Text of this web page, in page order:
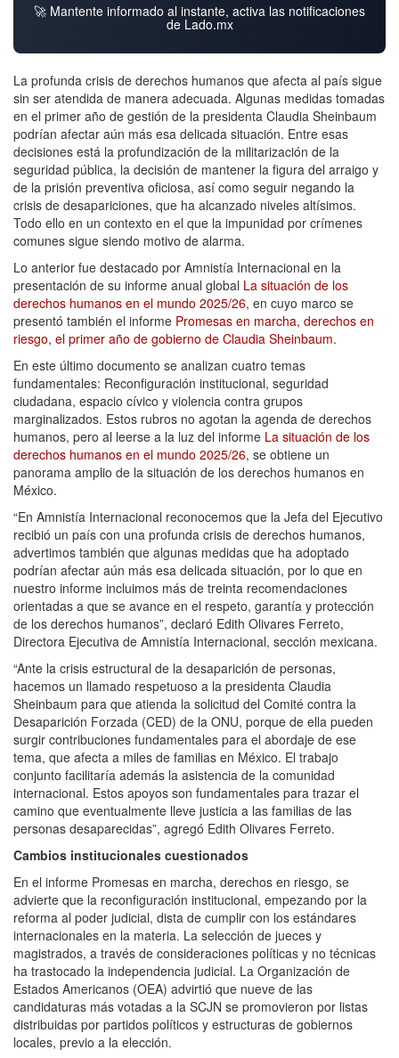
🚀 Mantente informado al instante, activa las notificaciones
de Lado.mx
La profunda crisis de derechos humanos que afecta al país sigue
sin ser atendida de manera adecuada. Algunas medidas tomadas
en el primer año de gestión de la presidenta Claudia Sheinbaum
podrían afectar aún más esa delicada situación. Entre esas
decisiones está la profundización de la militarización de la
seguridad pública, la decisión de mantener la figura del arraigo y
de la prisión preventiva oficiosa, así como seguir negando la
crisis de desapariciones, que ha alcanzado niveles altísimos.
Todo ello en un contexto en el que la impunidad por crímenes
comunes sigue siendo motivo de alarma.
Lo anterior fue destacado por Amnistía Internacional en la
presentación de su informe anual global La situación de los
derechos humanos en el mundo 2025/26, en cuyo marco se
presentó también el informe Promesas en marcha, derechos en
riesgo, el primer año de gobierno de Claudia Sheinbaum.
En este último documento se analizan cuatro temas
fundamentales: Reconfiguración institucional, seguridad
ciudadana, espacio cívico y violencia contra grupos
marginalizados. Estos rubros no agotan la agenda de derechos
humanos, pero al leerse a la luz del informe La situación de los
derechos humanos en el mundo 2025/26, se obtiene un
panorama amplio de la situación de los derechos humanos en
México.
“En Amnistía Internacional reconocemos que la Jefa del Ejecutivo
recibió un país con una profunda crisis de derechos humanos,
advertimos también que algunas medidas que ha adoptado
podrían afectar aún más esa delicada situación, por lo que en
nuestro informe incluimos más de treinta recomendaciones
orientadas a que se avance en el respeto, garantía y protección
de los derechos humanos”, declaró Edith Olivares Ferreto,
Directora Ejecutiva de Amnistía Internacional, sección mexicana.
“Ante la crisis estructural de la desaparición de personas,
hacemos un llamado respetuoso a la presidenta Claudia
Sheinbaum para que atienda la solicitud del Comité contra la
Desaparición Forzada (CED) de la ONU, porque de ella pueden
surgir contribuciones fundamentales para el abordaje de ese
tema, que afecta a miles de familias en México. El trabajo
conjunto facilitaría además la asistencia de la comunidad
internacional. Estos apoyos son fundamentales para trazar el
camino que eventualmente lleve justicia a las familias de las
personas desaparecidas”, agregó Edith Olivares Ferreto.
Cambios institucionales cuestionados
En el informe Promesas en marcha, derechos en riesgo, se
advierte que la reconfiguración institucional, empezando por la
reforma al poder judicial, dista de cumplir con los estándares
internacionales en la materia. La selección de jueces y
magistrados, a través de consideraciones políticas y no técnicas
ha trastocado la independencia judicial. La Organización de
Estados Americanos (OEA) advirtió que nueve de las
candidaturas más votadas a la SCJN se promovieron por listas
distribuidas por partidos políticos y estructuras de gobiernos
locales, previo a la elección.